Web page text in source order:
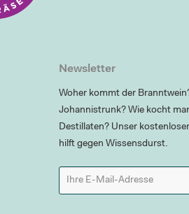
Newsletter
Woher kommt der
Johannistrunk? Wie kocht
Destillaten? Unser
hilft gegen Wissensdurst.